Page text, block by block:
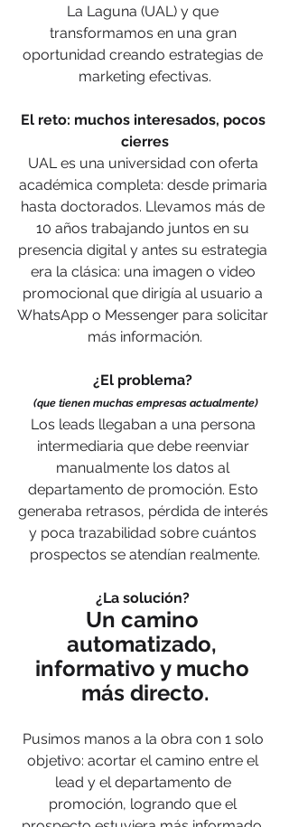
La Laguna (UAL) y que
transformamos en una gran
oportunidad creando estrategias de
marketing efectivas.
El reto: muchos interesados, pocos
cierres
UAL es una universidad con oferta
académica completa: desde primaria
hasta doctorados. Llevamos más de
10 años trabajando juntos en su
presencia digital y antes su estrategia
era la clásica: una imagen o video
promocional que dirigía al usuario a
WhatsApp o Messenger para solicitar
más información.
¿El problema?
(que tienen muchas empresas actualmente)
Los leads llegaban a una persona
intermediaria que debe reenviar
manualmente los datos al
departamento de promoción. Esto
generaba retrasos, pérdida de interés
y poca trazabilidad sobre cuántos
prospectos se atendían realmente.
¿La solución?
Un camino
automatizado,
informativo y mucho
más directo.
Pusimos manos a la obra con 1 solo
objetivo: acortar el camino entre el
lead y el departamento de
promoción, logrando que el